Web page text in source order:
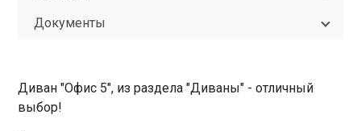
Документы
Диван "Офис 5", из раздела "Диваны" - отличный
выбор!